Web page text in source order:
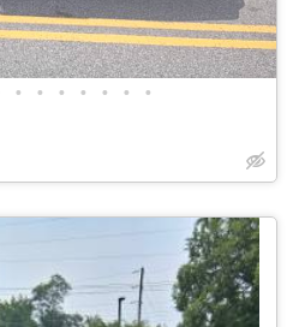
• • • • • • •